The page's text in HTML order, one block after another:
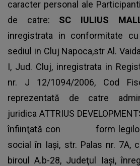
caracter personal ale
de catre: SC IULIUS
inregistrata in conformitate
sediul in Cluj Napoca,str Al.
I, Jud. Cluj, inregistrata in
nr. J 12/1094/2006, Cod
reprezentată de catre
juridica ATTRIUS
înfiinţată con form legilor
social în Iaşi, str. Palas nr. 7A,
biroul A.b-28, Judeţul Iaşi,